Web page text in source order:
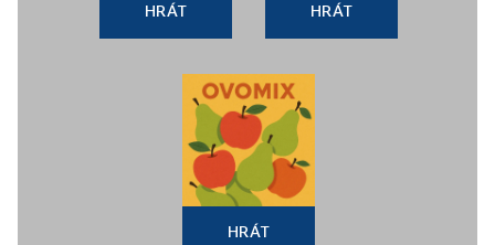
HRÁT HRÁT
HRÁT